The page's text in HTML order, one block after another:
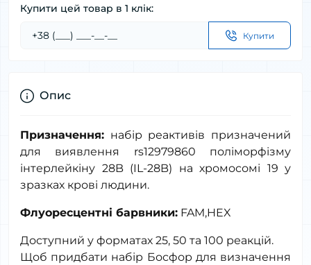
Купити цей товар в 1 клік:
Купити
Опис
Призначення: набір реактивів призначений
для виявлення rs12979860 поліморфізму
інтерлейкіну 28B(IL-28B) на хромосомі 19 у
зразках крові людини.
Флуоресцентні барвники: FAM,HEX
Доступний у форматах 25, 50 та 100 реакцій.
Щоб придбати набір Босфор для визначення